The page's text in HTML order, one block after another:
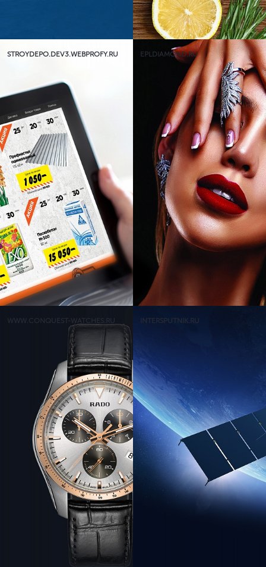
STROYDEPO.DEV3.WEBPROFY.RU EPLDIAMOND.RU
WWW.CONQUEST-WATCHES.RU INTERSPUTNIK.RU